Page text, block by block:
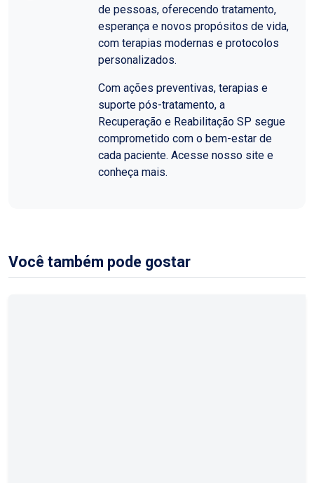
de pessoas, oferecendo tratamento,
esperança e novos propósitos de vida,
com terapias modernas e protocolos
personalizados.
Com ações preventivas, terapias e
suporte pós-tratamento, a
Recuperação e Reabilitação SP segue
comprometido com o bem-estar de
cada paciente. Acesse nosso site e
conheça mais.
Você também pode gostar